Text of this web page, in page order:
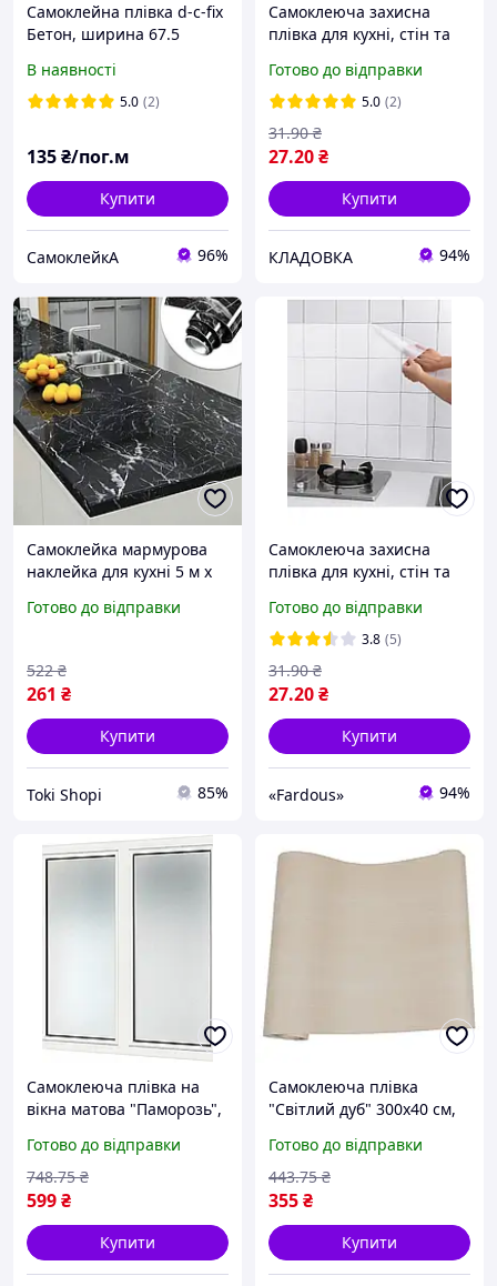
Самоклейна плівка d-c-fix
Бетон, ширина 67.5
1метр, менша будь-яка
кількість від 1 метра.
В наявності
5.0 (2)
135₴/пог.м
Купити
СамоклейкА 96%
Самоклеюча захисна
плівка для кухні, стін та
Кладовка
Готово до відправки
5.0 (2)
27.20₴
31.90 ₴
Купити
КЛАДОВКА 94%
Самоклейка мармурова
наклейка для кухні 5 м х
Shopi
Готово до відправки
261 ₴
522 ₴
Купити
Tokі Shopі 85%
Самоклеюча захисна
плівка для кухні, стін та
Готово до відправки
3.8 (5)
27.20₴
31.90 ₴
Купити
«Fardous» 94%
Самоклеюча плівка на
вікна матова "Паморозь",
декоративна плівка на
скло вікна
Готово до відправки
599₴
748.75 ₴
Купити
Самоклеюча плівка
"Світлий дуб" 300х40 см,
пвх плівка для кухні,
самоклейка
Готово до відправки
355₴
443.75 ₴
Купити